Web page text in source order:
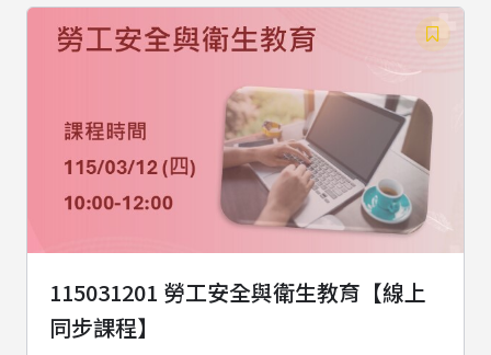
115031201 勞工安全與衛生教育【線上
同步課程】